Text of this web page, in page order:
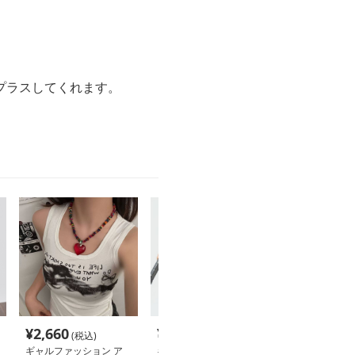
スしてくれます。
¥2,660(税込)
ギャルファッション ア
¥
ギャルファッション ア